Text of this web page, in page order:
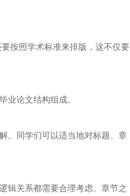
按照学术标准来排版，这不仅要
论文结构组成。
。同学们可以适当地对标题、章
辑关系都需要合理考虑。章节之